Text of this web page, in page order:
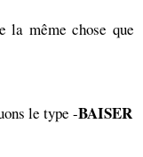
la même chose que
le type -BAISER